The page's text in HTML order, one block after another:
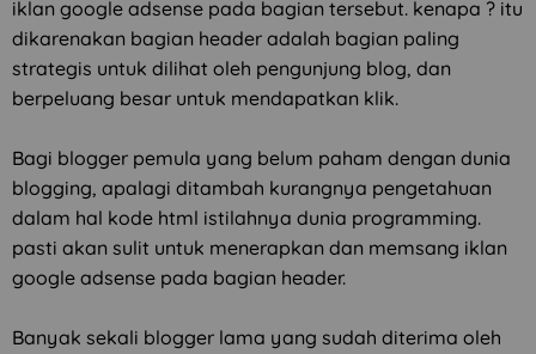
iklan google adsense pada bagian tersebut. kenapa ? itu
dikarenakan bagian header adalah bagian paling
strategis untuk dilihat oleh pengunjung blog, dan
berpeluang besar untuk mendapatkan klik.
Bagi blogger pemula yang belum paham dengan dunia
blogging, apalagi ditambah kurangnya pengetahuan
dalam hal kode html istilahnya dunia programming.
pasti akan sulit untuk menerapkan dan memsang iklan
google adsense pada bagian header.
Banyak sekali blogger lama yang sudah diterima oleh